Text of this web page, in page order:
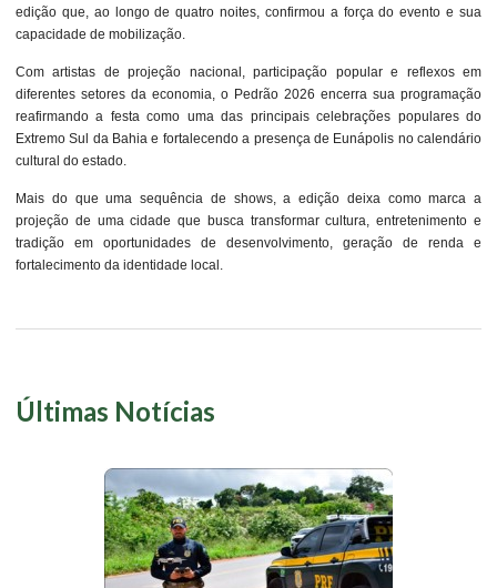
edição que, ao longo de quatro noites, confirmou a força do evento e sua
capacidade de mobilização.
Com artistas de projeção nacional, participação popular e reflexos em
diferentes setores da economia, o Pedrão 2026 encerra sua programação
reafirmando a festa como uma das principais celebrações populares do
Extremo Sul da Bahia e fortalecendo a presença de Eunápolis no calendário
cultural do estado.
Mais do que uma sequência de shows, a edição deixa como marca a
projeção de uma cidade que busca transformar cultura, entretenimento e
tradição em oportunidades de desenvolvimento, geração de renda e
fortalecimento da identidade local.
Últimas Notícias